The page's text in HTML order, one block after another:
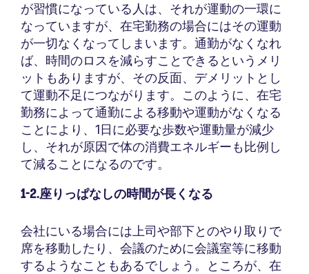
が習慣になっている人は、それが運動の一環に
なっていますが、在宅勤務の場合にはその運動
が一切なくなってしまいます。通勤がなくなれ
ば、時間のロスを減らすことできるというメリ
ットもありますが、その反面、デメリットとし
て運動不足につながります。このように、在宅
勤務によって通勤による移動や運動がなくなる
ことにより、1日に必要な歩数や運動量が減少
し、それが原因で体の消費エネルギーも比例し
て減ることになるのです。
1-2.座りっぱなしの時間が長くなる
会社にいる場合には上司や部下とのやり取りで
席を移動したり、会議のために会議室等に移動
するようなこともあるでしょう。ところが、在